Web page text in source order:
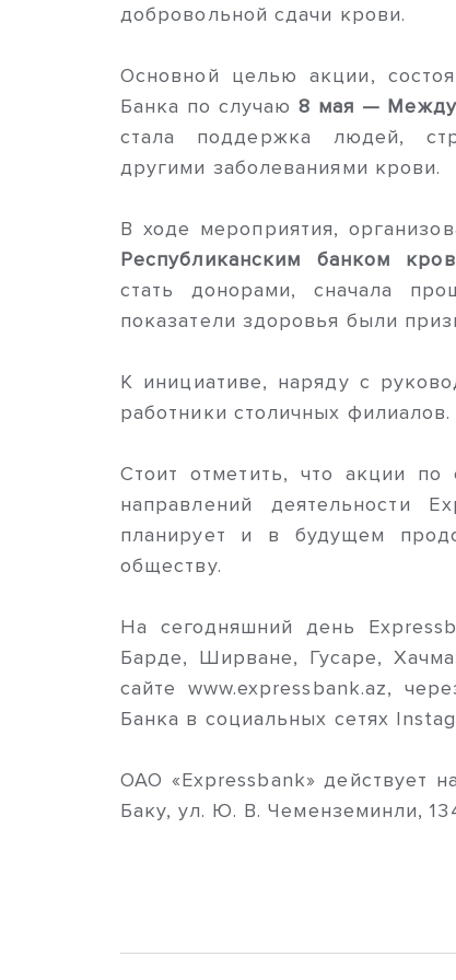
добровольной сдачи крови.
Основной целью акции,
Банка по случаю8 мая —
стала поддержка людей,
другими заболеваниями крови.
В ходе мероприятия,
Республиканским банком
стать донорами, сначала
показатели здоровья были
К инициативе, наряду с
работники столичных филиалов.
Стоит отметить, что акции
направлений деятельности
планирует и в будущем
обществу.
На сегодняшний день
Барде, Ширване, Гусаре,
сайте www.expressbank.az,
Банка в социальных сетях
ОАО «Expressbank» действует
Баку, ул. Ю. В. Чеменземинли,